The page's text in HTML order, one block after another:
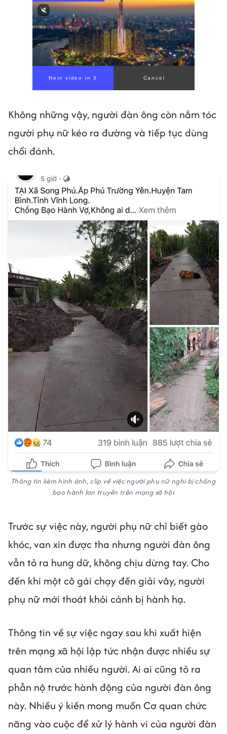
Next video in 1 Cancel
Không những vậy, người đàn ông còn nắm tóc
người phụ nữ kéo ra đường và tiếp tục dùng
chổi đánh.
Thông tin kèm hình ảnh, clip về việc người phụ nữ nghi bị chồng
bạo hành lan truyền trên mạng xã hội
Trước sự việc này, người phụ nữ chỉ biết gào
khóc, van xin được tha nhưng người đàn ông
vẫn tỏ ra hung dữ, không chịu dừng tay. Cho
đến khi một cô gái chạy đến giải vây, người
phụ nữ mới thoát khỏi cảnh bị hành hạ.
Thông tin về sự việc ngay sau khi xuất hiện
trên mạng xã hội lập tức nhận được nhiều sự
quan tâm của nhiều người. Ai ai cũng tỏ ra
phẫn nộ trước hành động của người đàn ông
này. Nhiều ý kiến mong muốn Cơ quan chức
năng vào cuộc để xử lý hành vi của người đàn